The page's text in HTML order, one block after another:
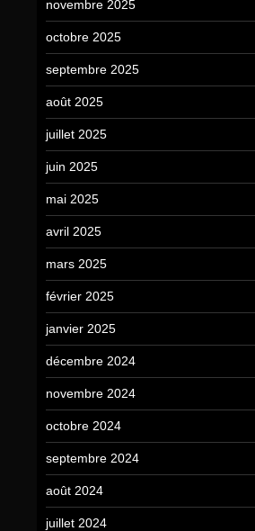
novembre 2025
octobre 2025
septembre 2025
août 2025
juillet 2025
juin 2025
mai 2025
avril 2025
mars 2025
février 2025
janvier 2025
décembre 2024
novembre 2024
octobre 2024
septembre 2024
août 2024
juillet 2024